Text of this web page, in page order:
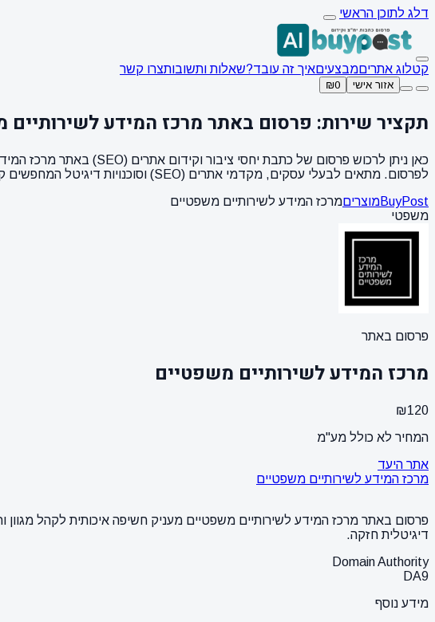
דלג לתוכן הראשי
קטלוג אתריםמבצעיםאיך זה עובד?שאלות ותשובותצרו קשר
אזור אישי ₪0
תקציר שירות: פרסום באתר מרכז המידע לשירותיים
לפרסום. מתאים לבעלי עסקים, מקדמי אתרים (SEO) וסוכנויות דיגיטל המחפשים קישורים איכותיים (Backlinks).
BuyPostמוצריםמרכז המידע לשירותיים משפטיים
משפטי
פרסום באתר
מרכז המידע לשירותיים משפטיים
₪120
המחיר לא כולל מע"מ
אתר היעד
מרכז המידע לשירותיים משפטיים
פרסום באתר מרכז המידע לשירותיים משפטיים מעניק חשיפה איכותית לקהל מגוון
דיגיטלית חזקה.
Domain Authority
DA9
מידע נוסף